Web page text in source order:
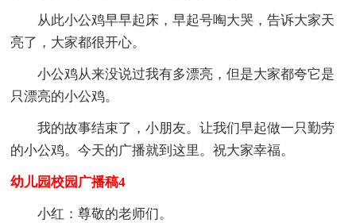
从此小公鸡早早起床，早起号啕大哭，告诉大家天
亮了，大家都很开心。
小公鸡从来没说过我有多漂亮，但是大家都夸它是
只漂亮的小公鸡。
我的故事结束了，小朋友。让我们早起做一只勤劳
的小公鸡。今天的广播就到这里。祝大家幸福。
幼儿园校园广播稿4
小红：尊敬的老师们。